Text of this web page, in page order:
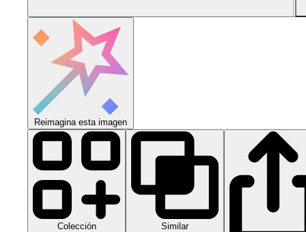
Reimagina esta imagen
Colección Similar